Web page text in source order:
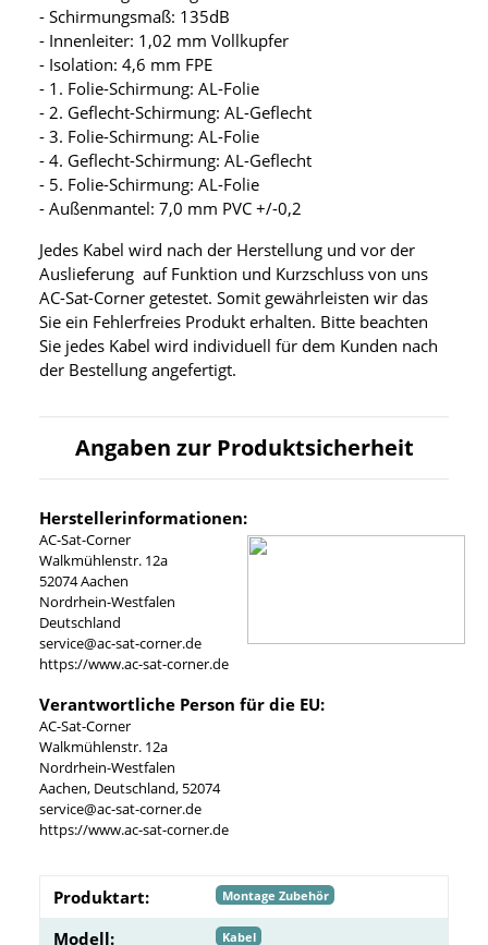
- Schirmungsmaß: 135dB
- Innenleiter: 1,02 mm Vollkupfer
- Isolation: 4,6 mm FPE
- 1. Folie-Schirmung: AL-Folie
- 2. Geflecht-Schirmung: AL-Geflecht
- 3. Folie-Schirmung: AL-Folie
- 4. Geflecht-Schirmung: AL-Geflecht
- 5. Folie-Schirmung: AL-Folie
- Außenmantel: 7,0 mm PVC +/-0,2
Jedes Kabel wird nach der Herstellung und vor der
Auslieferung auf Funktion und Kurzschluss von uns
AC-Sat-Corner getestet. Somit gewährleisten wir das
Sie ein Fehlerfreies Produkt erhalten. Bitte beachten
Sie jedes Kabel wird individuell für dem Kunden nach
der Bestellung angefertigt.
Angaben zur Produktsicherheit
Herstellerinformationen:
AC-Sat-Corner
Walkmühlenstr. 12a
52074 Aachen
Nordrhein-Westfalen
Deutschland
service@ac-sat-corner.de
https://www.ac-sat-corner.de
Verantwortliche Person für die EU:
AC-Sat-Corner
Walkmühlenstr. 12a
Nordrhein-Westfalen
Aachen, Deutschland, 52074
service@ac-sat-corner.de
https://www.ac-sat-corner.de
Produktart: Montage Zubehör
Modell: Kabel